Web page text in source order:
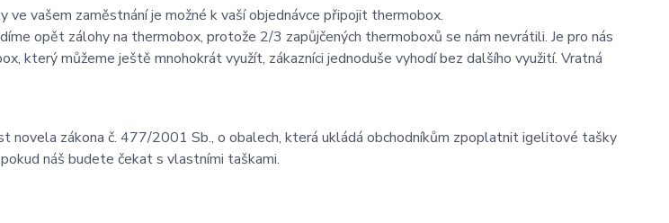
ve vašem zaměstnání je možné k vaší objednávce připojit thermobox.
opět zálohy na thermobox, protože 2/3 zapůjčených thermoboxů se nám nevrátili. Je pro nás
který můžeme ještě mnohokrát využít, zákazníci jednoduše vyhodí bez dalšího využití. Vratná
novela zákona č. 477/2001 Sb., o obalech, která ukládá obchodníkům zpoplatnit igelitové tašky
náš budete čekat s vlastními taškami.